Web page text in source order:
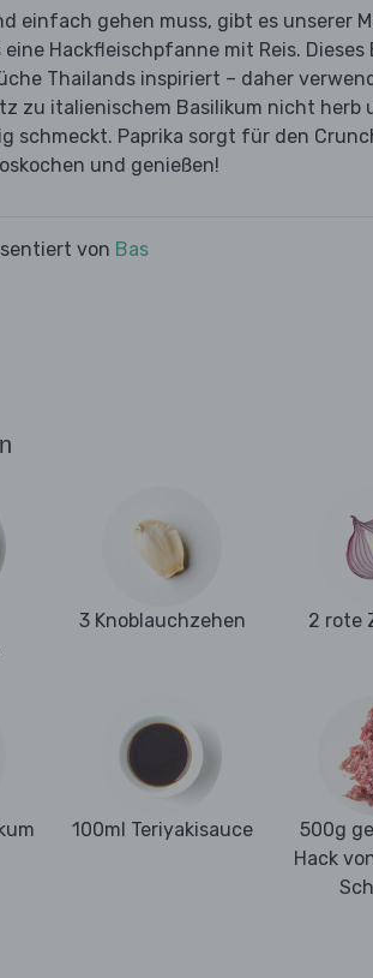
einfach gehen muss, gibt es unserer
eine Hackfleischpfanne mit Reis.
Thailands inspiriert – daher
zu italienischem Basilikum nicht herb
schmeckt. Paprika sorgt für den
und genießen!
von Bas
3 Knoblauchzehen 2 rote
100ml Teriyakisauce
500g
Hack